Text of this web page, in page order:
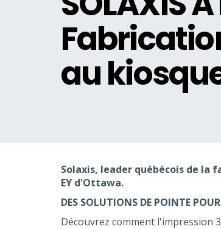
au
Solaxis, leader québécois de la
EY d'Ottawa.
DES SOLUTIONS DE POINTE
Découvrez comment l'impression